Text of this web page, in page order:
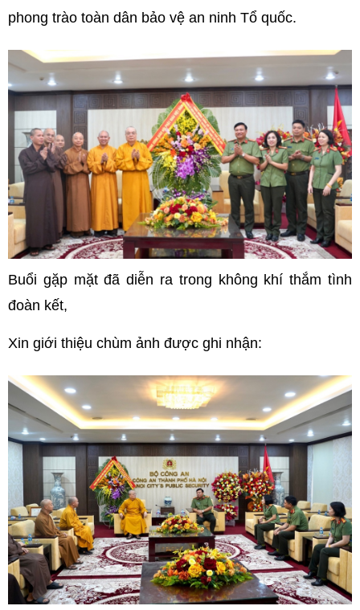
phong trào toàn dân bảo vệ an ninh Tổ quốc.
Buổi gặp mặt đã diễn ra trong không khí thắm tình
đoàn kết,
Xin giới thiệu chùm ảnh được ghi nhận: